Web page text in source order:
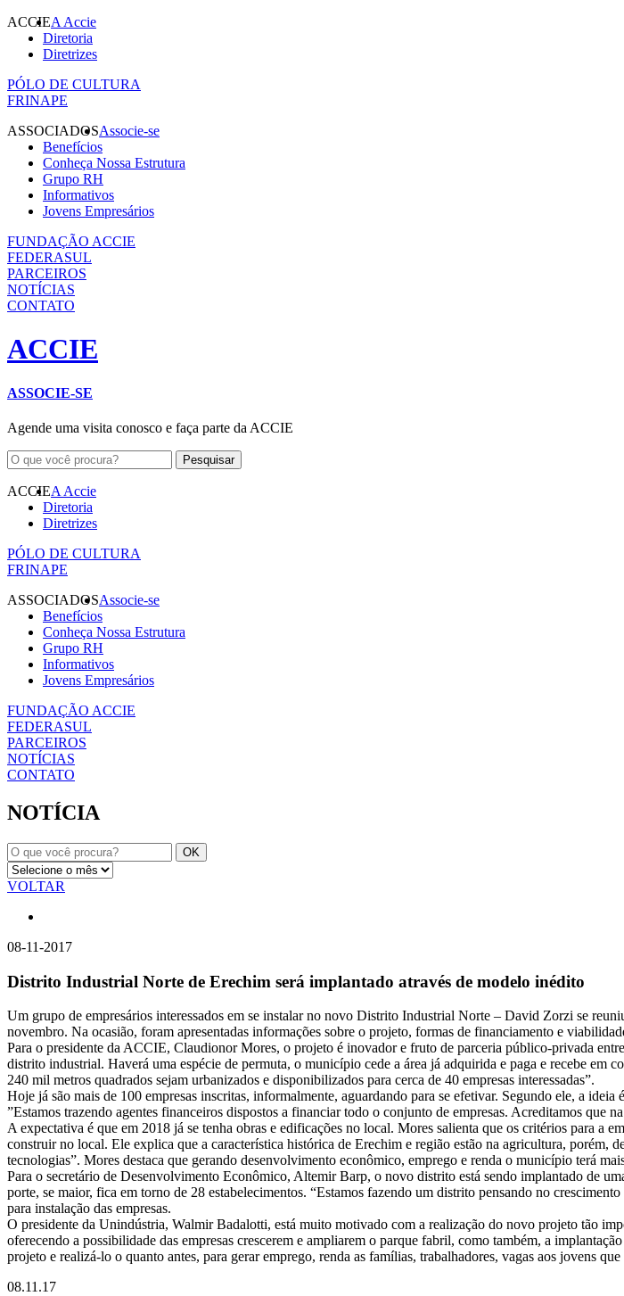
ACCIEA Accie
Diretoria
Diretrizes
PÓLO DE CULTURA
FRINAPE
ASSOCIADOSAssocie-se
Benefícios
Conheça Nossa Estrutura
Grupo RH
Informativos
Jovens Empresários
FUNDAÇÃO ACCIE
FEDERASUL
PARCEIROS
NOTÍCIAS
CONTATO
ACCIE
ASSOCIE-SE
Agende uma visita conosco e faça parte da ACCIE
ACCIEA Accie
Diretoria
Diretrizes
PÓLO DE CULTURA
FRINAPE
ASSOCIADOSAssocie-se
Benefícios
Conheça Nossa Estrutura
Grupo RH
Informativos
Jovens Empresários
FUNDAÇÃO ACCIE
FEDERASUL
PARCEIROS
NOTÍCIAS
CONTATO
NOTÍCIA
VOLTAR
08-11-2017
Distrito Industrial Norte de Erechim será implantado através de modelo inédito
Um grupo de empresários interessados em se instalar no novo Distrito Industrial Norte – David Zorzi se
novembro. Na ocasião, foram apresentadas informações sobre o projeto, formas de financiamento e
Para o presidente da ACCIE, Claudionor Mores, o projeto é inovador e fruto de parceria público-privada
distrito industrial. Haverá uma espécie de permuta, o município cede a área já adquirida e paga e recebe em
240 mil metros quadrados sejam urbanizados e disponibilizados para cerca de 40 empresas interessadas”.
Hoje já são mais de 100 empresas inscritas, informalmente, aguardando para se efetivar. Segundo ele, a
”Estamos trazendo agentes financeiros dispostos a financiar todo o conjunto de empresas. Acreditamos que
A expectativa é que em 2018 já se tenha obras e edificações no local. Mores salienta que os critérios para a
construir no local. Ele explica que a característica histórica de Erechim e região estão na agricultura, porém,
tecnologias”. Mores destaca que gerando desenvolvimento econômico, emprego e renda o município terá
Para o secretário de Desenvolvimento Econômico, Altemir Barp, o novo distrito está sendo implantado de
porte, se maior, fica em torno de 28 estabelecimentos. “Estamos fazendo um distrito pensando no
para instalação das empresas.
O presidente da Unindústria, Walmir Badalotti, está muito motivado com a realização do novo projeto tão
oferecendo a possibilidade das empresas crescerem e ampliarem o parque fabril, como também, a
projeto e realizá-lo o quanto antes, para gerar emprego, renda as famílias, trabalhadores, vagas aos jovens
08.11.17